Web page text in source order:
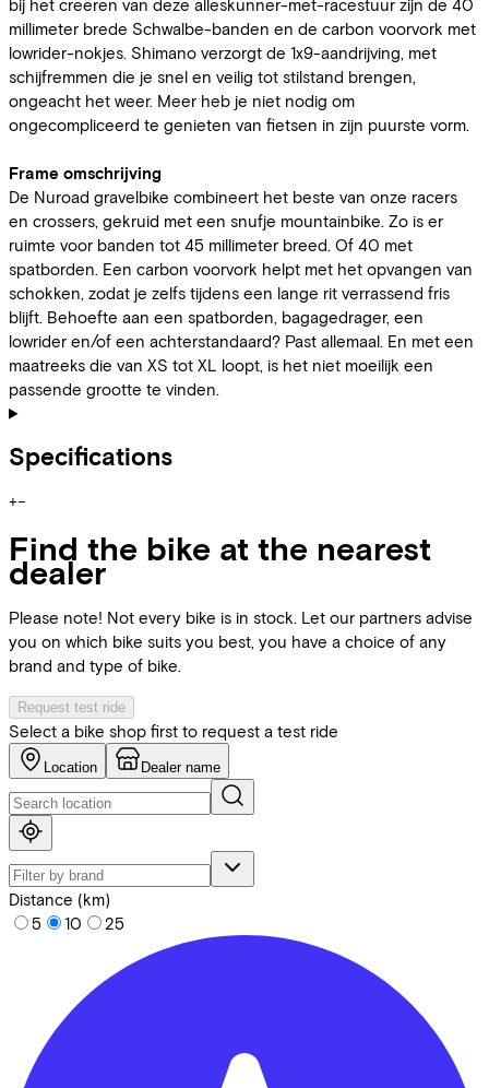
bij het creëren van deze alleskunner-met-racestuur zijn de 40
millimeter brede Schwalbe-banden en de carbon voorvork met
lowrider-nokjes. Shimano verzorgt de 1x9-aandrijving, met
schijfremmen die je snel en veilig tot stilstand brengen,
ongeacht het weer. Meer heb je niet nodig om
ongecompliceerd te genieten van fietsen in zijn puurste vorm.
Frame omschrijving
De Nuroad gravelbike combineert het beste van onze racers
en crossers, gekruid met een snufje mountainbike. Zo is er
ruimte voor banden tot 45 millimeter breed. Of 40 met
spatborden. Een carbon voorvork helpt met het opvangen van
schokken, zodat je zelfs tijdens een lange rit verrassend fris
blijft. Behoefte aan een spatborden, bagagedrager, een
lowrider en/of een achterstandaard? Past allemaal. En met een
maatreeks die van XS tot XL loopt, is het niet moeilijk een
passende grootte te vinden.
Specifications
+−
Find the bike at the nearest
dealer
Please note! Not every bike is in stock. Let our partners advise
you on which bike suits you best, you have a choice of any
brand and type of bike.
Request test ride
Select a bike shop first to request a test ride
Location Dealer name
Distance (km)
5
10 25